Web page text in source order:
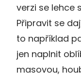
verzi se lehce
Připravit se
to například
jen naplnit
masovou,